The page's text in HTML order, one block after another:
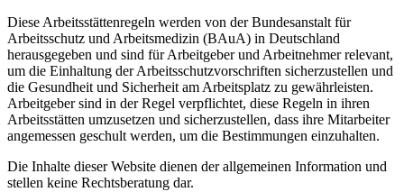
Diese Arbeitsstättenregeln werden von der Bundesanstalt für
Arbeitsschutz und Arbeitsmedizin (BAuA) in Deutschland
herausgegeben und sind für Arbeitgeber und Arbeitnehmer relevant,
um die Einhaltung der Arbeitsschutzvorschriften sicherzustellen und
die Gesundheit und Sicherheit am Arbeitsplatz zu gewährleisten.
Arbeitgeber sind in der Regel verpflichtet, diese Regeln in ihren
Arbeitsstätten umzusetzen und sicherzustellen, dass ihre Mitarbeiter
angemessen geschult werden, um die Bestimmungen einzuhalten.
Die Inhalte dieser Website dienen der allgemeinen Information und
stellen keine Rechtsberatung dar.